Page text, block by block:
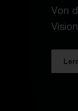
Von